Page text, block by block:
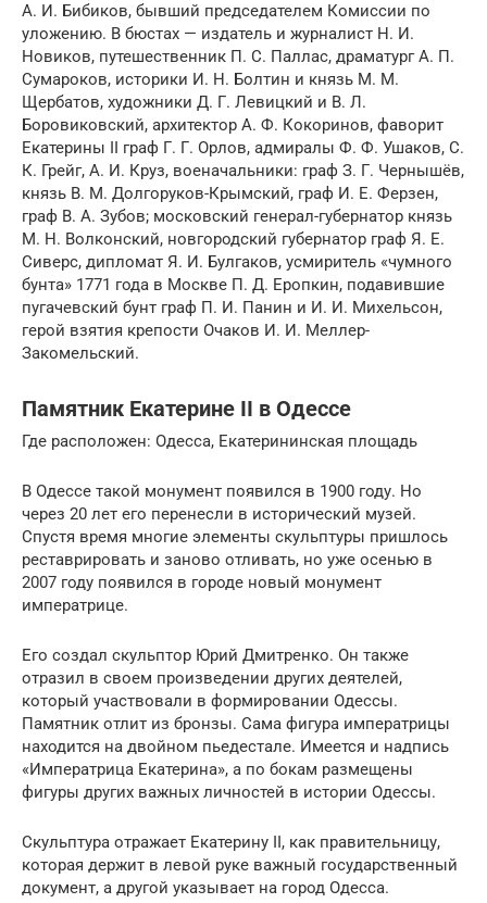
А. И. Бибиков, бывший председателем Комиссии по
уложению. В бюстах — издатель и журналист Н. И.
Новиков, путешественник П. С. Паллас, драматург А. П.
Сумароков, историки И. Н. Болтин и князь М. М.
Щербатов, художники Д. Г. Левицкий и В. Л.
Боровиковский, архитектор А. Ф. Кокоринов, фаворит
Екатерины II граф Г. Г. Орлов, адмиралы Ф. Ф. Ушаков, С.
К. Грейг, А. И. Круз, военачальники: граф З. Г. Чернышёв,
князь В. М. Долгоруков-Крымский, граф И. Е. Ферзен,
граф В. А. Зубов; московский генерал-губернатор князь
М. Н. Волконский, новгородский губернатор граф Я. Е.
Сиверс, дипломат Я. И. Булгаков, усмиритель «чумного
бунта» 1771 года в Москве П. Д. Еропкин, подавившие
пугачевский бунт граф П. И. Панин и И. И. Михельсон,
герой взятия крепости Очаков И. И. Меллер-
Закомельский.
Памятник Екатерине II в Одессе
Где расположен: Одесса, Екатерининская площадь
В Одессе такой монумент появился в 1900 году. Но
через 20 лет его перенесли в исторический музей.
Спустя время многие элементы скульптуры пришлось
реставрировать и заново отливать, но уже осенью в
2007 году появился в городе новый монумент
императрице.
Его создал скульптор Юрий Дмитренко. Он также
отразил в своем произведении других деятелей,
который участвовали в формировании Одессы.
Памятник отлит из бронзы. Сама фигура императрицы
находится на двойном пьедестале. Имеется и надпись
«Императрица Екатерина», а по бокам размещены
фигуры других важных личностей в истории Одессы.
Скульптура отражает Екатерину II, как правительницу,
которая держит в левой руке важный государственный
документ, а другой указывает на город Одесса.